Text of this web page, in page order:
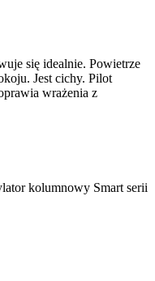
się idealnie. Powietrze
Jest cichy. Pilot
wrażenia z
kolumnowy Smart serii